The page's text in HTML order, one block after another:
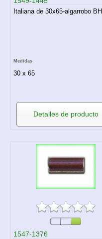
Italiana de 30x65-algarrobo BH
Medidas
30 x 65
Detalles de producto
1547-1376